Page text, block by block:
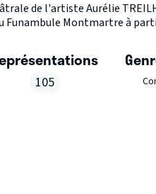
de l'artiste Aurélie
Funambule Montmartre à
105